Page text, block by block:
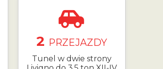
2 PRZEJAZDY
Tunel w dwie strony